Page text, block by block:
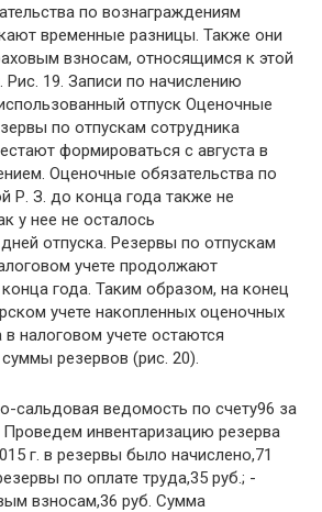
по вознаграждениям
временные разницы. Также они
взносам, относящимся к этой
Рис. 19. Записи по начислению
отпуск Оценочные
по отпускам сотрудника
формироваться с августа в
Оценочные обязательства по
Р. З. до конца года также не
у нее не осталось
отпуска. Резервы по отпускам
учете продолжают
года. Таким образом, на конец
учете накопленных оценочных
в налоговом учете остаются
резервов (рис. 20).
сальдовая ведомость по счету96 за
Проведем инвентаризацию резерва
г. в резервы было начислено,71
по оплате труда,35 руб.; -
взносам,36 руб. Сумма